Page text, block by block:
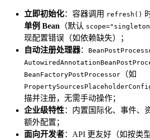
立即初始化：容器调用 refresh()
单例 Bean （默认
现配置错误（如依赖缺失）；
自动注册处理器：
BeanFactoryPostProcessor （如
描并注册，无需手动操作；
企业级特性：内置国际化、事件、
额外配置；
面向开发者：API 更友好（如按类